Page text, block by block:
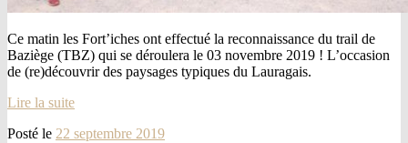
Ce matin les Fort’iches ont effectué la reconnaissance du trail de
Baziège (TBZ) qui se déroulera le 03 novembre 2019 ! L’occasion
de (re)découvrir des paysages typiques du Lauragais.
Lire la suite
Posté le 22 septembre 2019